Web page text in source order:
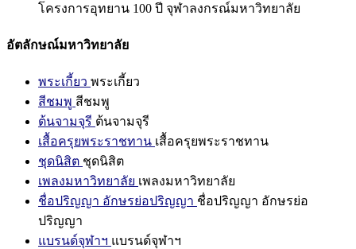
โครงการอุทยาน 100 ปี จุฬาลงกรณ์มหาวิทยาลัย
อัตลักษณ์มหาวิทยาลัย
พระเกี้ยว พระเกี้ยว
สีชมพู สีชมพู
ต้นจามจุรี ต้นจามจุรี
เสื้อครุยพระราชทาน เสื้อครุยพระราชทาน
ชุดนิสิต ชุดนิสิต
เพลงมหาวิทยาลัย เพลงมหาวิทยาลัย
ชื่อปริญญา อักษรย่อปริญญา ชื่อปริญญา อักษรย่อ
ปริญญา
แบรนด์จุฬาฯ แบรนด์จุฬาฯ